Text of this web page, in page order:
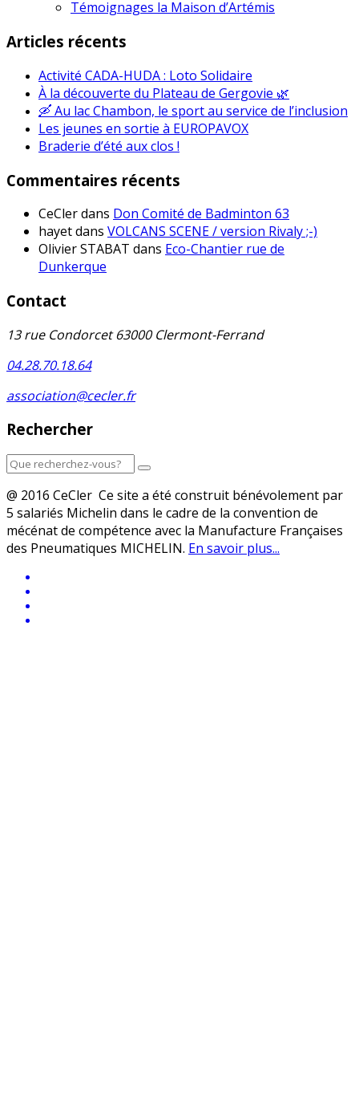
Témoignages la Maison d’Artémis
Articles récents
Activité CADA-HUDA : Loto Solidaire
À la découverte du Plateau de Gergovie 🌿
🛶 Au lac Chambon, le sport au service de l’inclusion
Les jeunes en sortie à EUROPAVOX
Braderie d’été aux clos !
Commentaires récents
CeClerdans Don Comité de Badminton 63
hayetdans VOLCANS SCENE / version Rivaly ;-)
Olivier STABAT dans Eco-Chantier rue de
Dunkerque
Contact
13 rue Condorcet 63000 Clermont-Ferrand
04.28.70.18.64
association@cecler.fr
Rechercher
@ 2016 CeCler Ce site a été construit bénévolement par
5 salariés Michelin dans le cadre de la convention de
mécénat de compétence avec la Manufacture Françaises
des Pneumatiques MICHELIN. En savoir plus...